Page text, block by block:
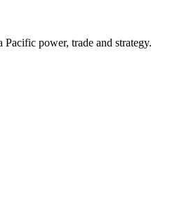
power, trade and strategy.